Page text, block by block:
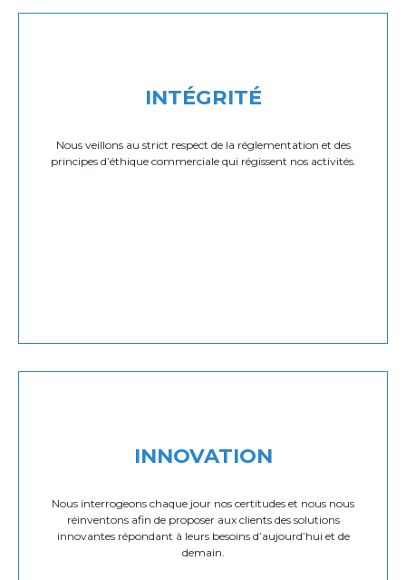
INTÉGRITÉ
Nous veillons au strict respect de la réglementation et des
principes d’éthique commerciale qui régissent nos activités.
INNOVATION
Nous interrogeons chaque jour nos certitudes et nous nous
réinventons afin de proposer aux clients des solutions
innovantes répondant à leurs besoins d’aujourd’hui et de
demain.